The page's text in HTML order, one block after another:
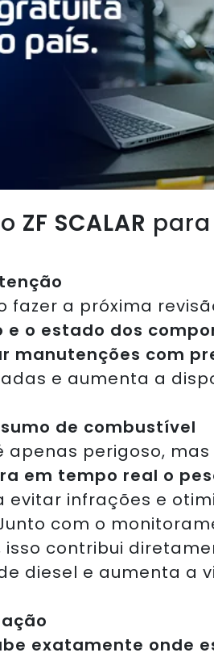
ZF SCALAR
fazer a próxima
o estado dos
manutenções com
e aumenta a
de combustível
apenas perigoso,
em tempo real o
evitar infrações e
com o
isso contribui
diesel e aumenta a
exatamente onde